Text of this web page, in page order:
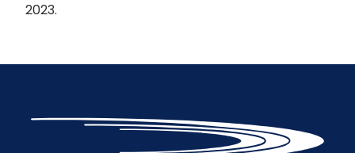
2023.